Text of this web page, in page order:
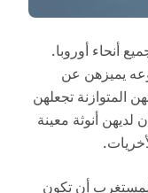
أنحاء أوروبا.
يميزهن عن
المتوازنة تجعلهن
لديهن أنوثة معينة
أن تكون